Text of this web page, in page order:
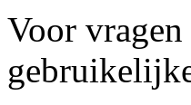
Voor